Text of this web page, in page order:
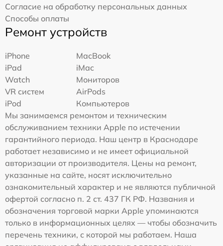
Согласие на обработку персональных данных
Способы оплаты
Ремонт устройств
iPhone
MacBook
iPad
iMac
Watch
Мониторов
VR систем
AirPods
iPod
Компьютеров
Мы занимаемся ремонтом и техническим
обслуживанием техники Apple по истечении
гарантийного периода. Наш центр в Краснодаре
работает независимо и не имеет официальной
авторизации от производителя. Цены на ремонт,
указанные на сайте, носят исключительно
ознакомительный характер и не являются публичной
офертой согласно п. 2 ст. 437 ГК РФ. Названия и
обозначения торговой марки Apple упоминаются
только в информационных целях — чтобы обозначить
перечень техники, с которой мы работаем. Наша